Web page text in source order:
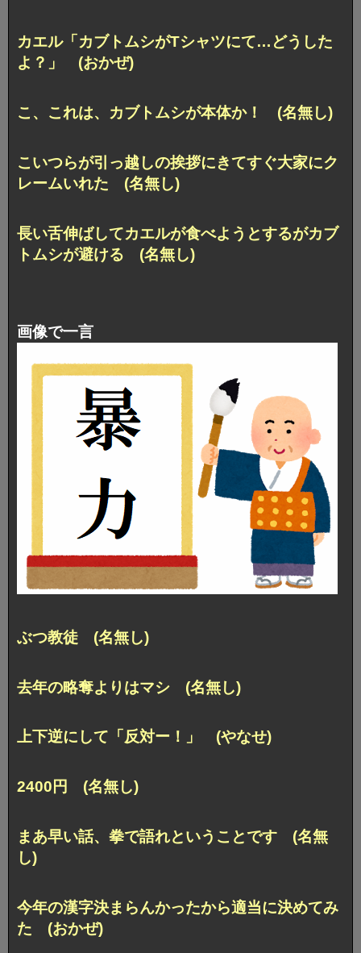
カエル「カブトムシがTシャツにて…どうした
よ？」 (おかぜ)
こ、これは、カブトムシが本体か！ (名無し)
こいつらが引っ越しの挨拶にきてすぐ大家にク
レームいれた (名無し)
長い舌伸ばしてカエルが食べようとするがカブ
トムシが避ける (名無し)
画像で一言
ぶつ教徒 (名無し)
去年の略奪よりはマシ (名無し)
上下逆にして「反対ー！」 (やなせ)
2400円 (名無し)
まあ早い話、拳で語れということです (名無
し)
今年の漢字決まらんかったから適当に決めてみ
た (おかぜ)